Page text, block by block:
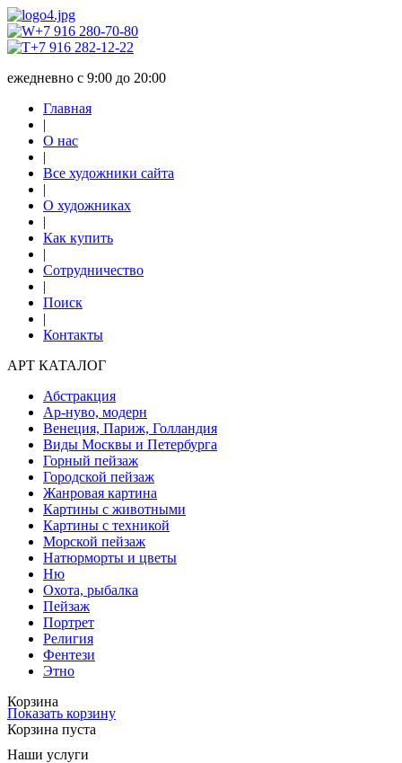
+7 916 280-70-80
+7 916 282-12-22
ежедневно с 9:00 до 20:00
Главная
|
О нас
|
Все художники сайта
|
О художниках
|
Как купить
|
Сотрудничество
|
Поиск
|
Контакты
АРТ КАТАЛОГ
Абстракция
Ар-нуво, модерн
Венеция, Париж, Голландия
Виды Москвы и Петербурга
Горный пейзаж
Городской пейзаж
Жанровая картина
Картины с животными
Картины с техникой
Морской пейзаж
Натюрморты и цветы
Ню
Охота, рыбалка
Пейзаж
Портрет
Религия
Фентези
Этно
Корзина
Показать корзину
Корзина пуста
Наши услуги